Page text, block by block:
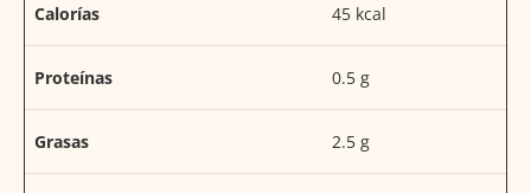
Calorías 45 kcal
Proteínas 0.5 g
Grasas 2.5 g